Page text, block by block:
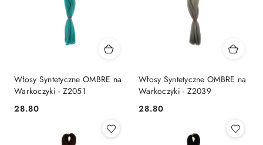
Włosy Syntetyczne OMBRE na
Warkoczyki - Z2051
Cena:
28.80
Włosy Syntetyczne OMBRE na
Warkoczyki - Z2039
Cena:
28.80